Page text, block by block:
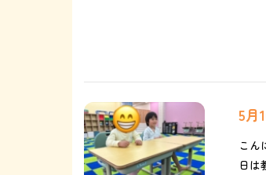
5月
こん
日は